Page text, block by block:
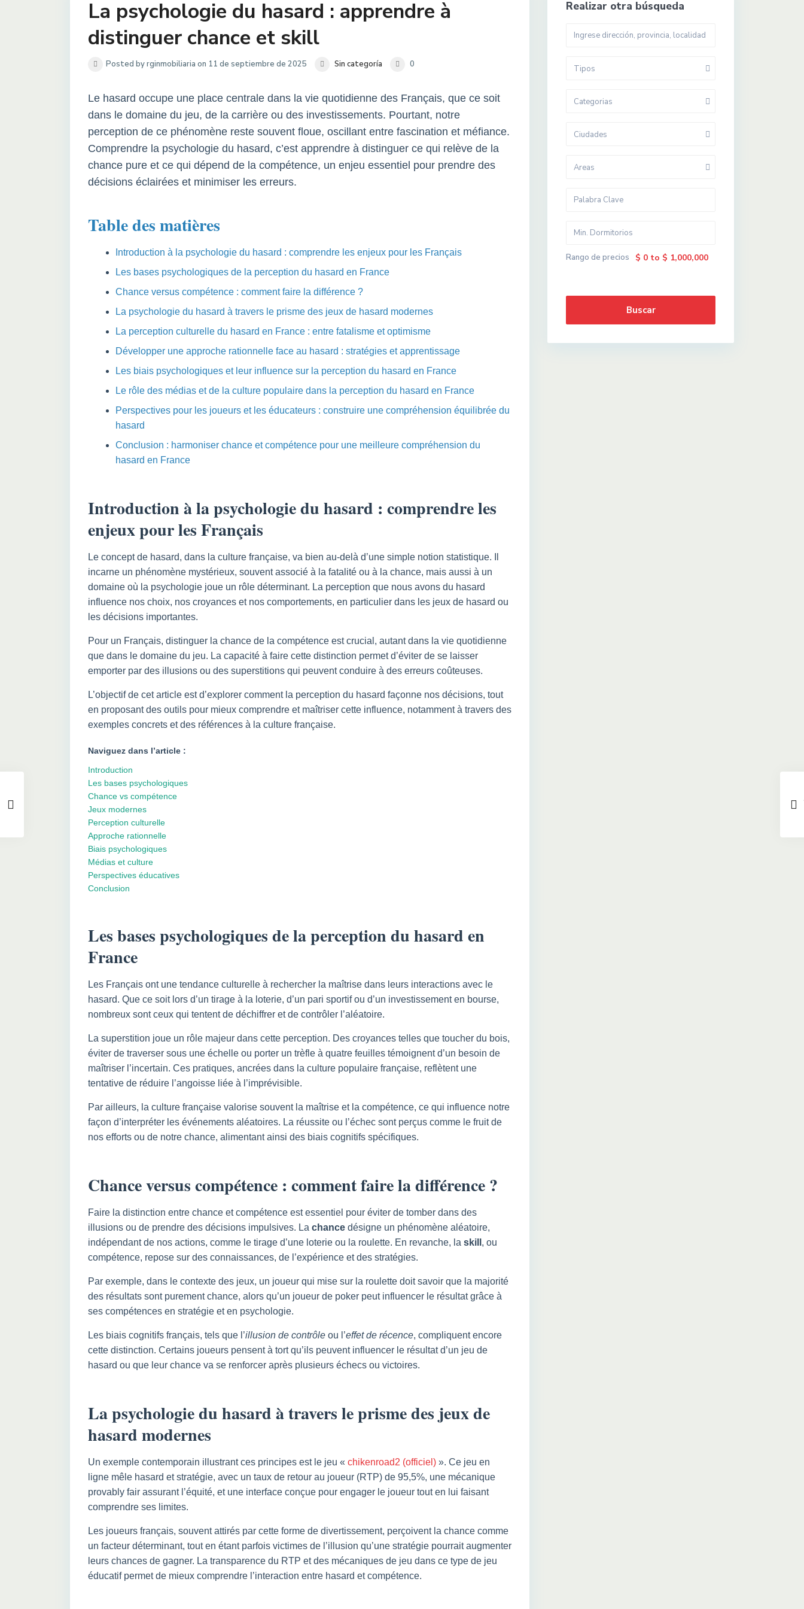
La psychologie du hasard : apprendre à
distinguer chance et skill
Posted by rginmobiliaria on 11 de septiembre de 2025 Sin categoría 0
Le hasard occupe une place centrale dans la vie quotidienne des Français, que ce soit
dans le domaine du jeu, de la carrière ou des investissements. Pourtant, notre
perception de ce phénomène reste souvent floue, oscillant entre fascination et méfiance.
Comprendre la psychologie du hasard, c’est apprendre à distinguer ce qui relève de la
chance pure et ce qui dépend de la compétence, un enjeu essentiel pour prendre des
décisions éclairées et minimiser les erreurs.
Table des matières
Introduction à la psychologie du hasard : comprendre les enjeux pour les Français
Les bases psychologiques de la perception du hasard en France
Chance versus compétence : comment faire la différence ?
La psychologie du hasard à travers le prisme des jeux de hasard modernes
La perception culturelle du hasard en France : entre fatalisme et optimisme
Développer une approche rationnelle face au hasard : stratégies et apprentissage
Les biais psychologiques et leur influence sur la perception du hasard en France
Le rôle des médias et de la culture populaire dans la perception du hasard en France
Perspectives pour les joueurs et les éducateurs : construire une compréhension équilibrée du
hasard
Conclusion : harmoniser chance et compétence pour une meilleure compréhension du
hasard en France
Introduction à la psychologie du hasard : comprendre les
enjeux pour les Français
Le concept de hasard, dans la culture française, va bien au-delà d’une simple notion statistique. Il
incarne un phénomène mystérieux, souvent associé à la fatalité ou à la chance, mais aussi à un
domaine où la psychologie joue un rôle déterminant. La perception que nous avons du hasard
influence nos choix, nos croyances et nos comportements, en particulier dans les jeux de hasard ou
les décisions importantes.
Pour un Français, distinguer la chance de la compétence est crucial, autant dans la vie quotidienne
que dans le domaine du jeu. La capacité à faire cette distinction permet d’éviter de se laisser
emporter par des illusions ou des superstitions qui peuvent conduire à des erreurs coûteuses.
L’objectif de cet article est d’explorer comment la perception du hasard façonne nos décisions, tout
en proposant des outils pour mieux comprendre et maîtriser cette influence, notamment à travers des
exemples concrets et des références à la culture française.
Naviguez dans l’article :
Introduction
Les bases psychologiques
Chance vs compétence
Jeux modernes
Perception culturelle
Approche rationnelle
Biais psychologiques
Médias et culture
Perspectives éducatives
Conclusion
Les bases psychologiques de la perception du hasard en
France
Les Français ont une tendance culturelle à rechercher la maîtrise dans leurs interactions avec le
hasard. Que ce soit lors d’un tirage à la loterie, d’un pari sportif ou d’un investissement en bourse,
nombreux sont ceux qui tentent de déchiffrer et de contrôler l’aléatoire.
La superstition joue un rôle majeur dans cette perception. Des croyances telles que toucher du bois,
éviter de traverser sous une échelle ou porter un trèfle à quatre feuilles témoignent d’un besoin de
maîtriser l’incertain. Ces pratiques, ancrées dans la culture populaire française, reflètent une
tentative de réduire l’angoisse liée à l’imprévisible.
Par ailleurs, la culture française valorise souvent la maîtrise et la compétence, ce qui influence notre
façon d’interpréter les événements aléatoires. La réussite ou l’échec sont perçus comme le fruit de
nos efforts ou de notre chance, alimentant ainsi des biais cognitifs spécifiques.
Chance versus compétence : comment faire la différence ?
Faire la distinction entre chance et compétence est essentiel pour éviter de tomber dans des
illusions ou de prendre des décisions impulsives. La chance désigne un phénomène aléatoire,
indépendant de nos actions, comme le tirage d’une loterie ou la roulette. En revanche, la skill , ou
compétence, repose sur des connaissances, de l’expérience et des stratégies.
Par exemple, dans le contexte des jeux, un joueur qui mise sur la roulette doit savoir que la majorité
des résultats sont purement chance, alors qu’un joueur de poker peut influencer le résultat grâce à
ses compétences en stratégie et en psychologie.
Les biais cognitifs français, tels que l’illusion de contrôle ou l’effet de récence, compliquent encore
cette distinction. Certains joueurs pensent à tort qu’ils peuvent influencer le résultat d’un jeu de
hasard ou que leur chance va se renforcer après plusieurs échecs ou victoires.
La psychologie du hasard à travers le prisme des jeux de
hasard modernes
Un exemple contemporain illustrant ces principes est le jeu « chikenroad2 (officiel) ». Ce jeu en
ligne mêle hasard et stratégie, avec un taux de retour au joueur (RTP) de 95,5%, une mécanique
provably fair assurant l’équité, et une interface conçue pour engager le joueur tout en lui faisant
comprendre ses limites.
Les joueurs français, souvent attirés par cette forme de divertissement, perçoivent la chance comme
un facteur déterminant, tout en étant parfois victimes de l’illusion qu’une stratégie pourrait augmenter
leurs chances de gagner. La transparence du RTP et des mécaniques de jeu dans ce type de jeu
éducatif permet de mieux comprendre l’interaction entre hasard et compétence.
Realizar otra búsqueda
Tipos
Categorias
Ciudades
Areas
Rango de precios $ 0 to $ 1,000,000
Buscar